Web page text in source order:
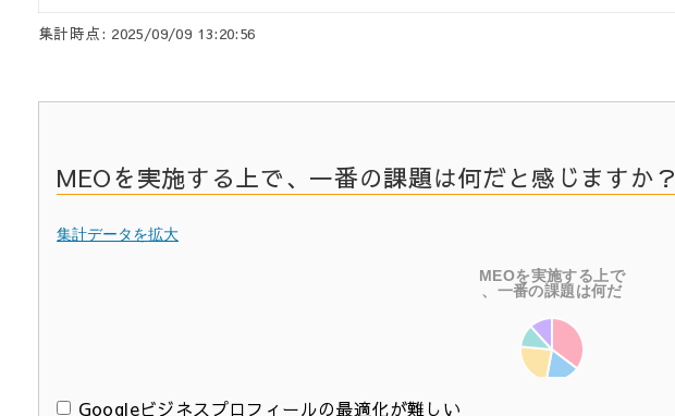
集計時点: 2025/09/09 13:20:56
MEOを実施する上で、一番の課題は何だと感じますか？
集計データを拡大
Googleビジネスプロフィールの最適化が難しい